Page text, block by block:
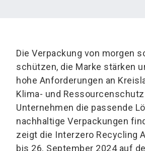
Die Verpackung von morgen
schützen, die Marke stärken
hohe Anforderungen an
Klima- und
Unternehmen die passende
nachhaltige Verpackungen
zeigt die Interzero Recycling
bis 26. September 2024 auf